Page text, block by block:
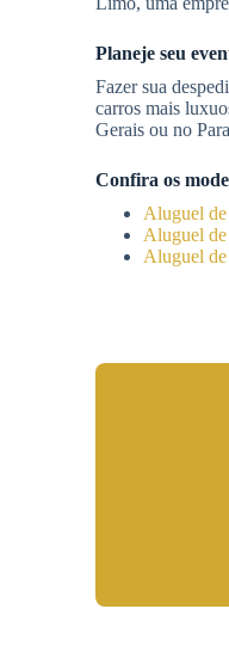
Planeje seu
Fazer sua
carros mais
Gerais ou no
Confira os
Aluguel
Aluguel
Aluguel